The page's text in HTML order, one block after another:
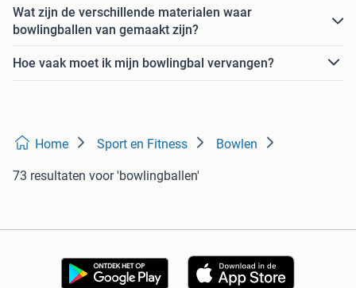
Wat zijn de verschillende materialen waar
bowlingballen van gemaakt zijn?
Hoe vaak moet ik mijn bowlingbal vervangen?
Home Sport en Fitness Bowlen
73 resultaten voor 'bowlingballen'